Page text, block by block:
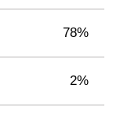
78%
2%